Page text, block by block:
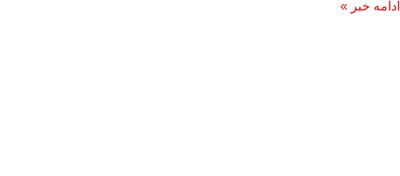
ادامه خبر »